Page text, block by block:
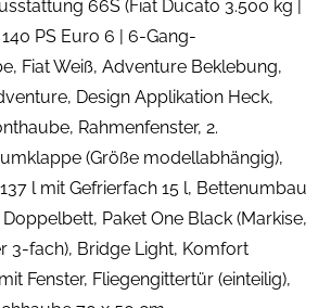
66S (Fiat Ducato 3.500 kg |
140 PS Euro 6 | 6-Gang-
Fiat Weiß, Adventure Beklebung,
Design Applikation Heck,
Rahmenfenster, 2.
(Größe modellabhängig),
l mit Gefrierfach 15 l, Bettenumbau
Paket One Black (Markise,
3-fach), Bridge Light, Komfort
Fenster, Fliegengittertür (einteilig),